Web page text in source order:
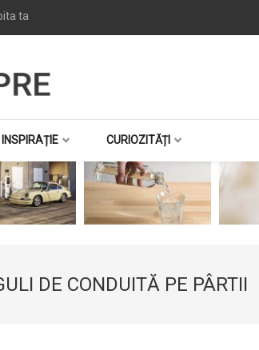
ta
INSPIRAȚIE CURIOZITĂȚI
DE CONDUITĂ PE PÂRTII